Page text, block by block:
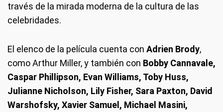
través de la mirada moderna de la cultura de las
celebridades.
El elenco de la película cuenta con Adrien Brody,
como Arthur Miller, y también con Bobby Cannavale,
Caspar Phillipson, Evan Williams, Toby Huss,
Julianne Nicholson, Lily Fisher, Sara Paxton, David
Warshofsky, Xavier Samuel, Michael Masini,